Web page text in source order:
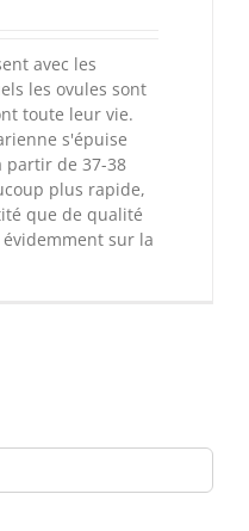
avec les
les ovules sont
toute leur vie.
s'épuise
partir de 37-38
plus rapide,
que de qualité
sur la